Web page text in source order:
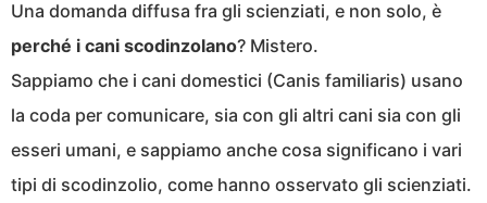
Una domanda diffusa fra gli scienziati, e non solo, è
perché i cani scodinzolano? Mistero.
Sappiamo che i cani domestici (Canis familiaris) usano
la coda per comunicare, sia con gli altri cani sia con gli
esseri umani, e sappiamo anche cosa significano i vari
tipi di scodinzolio, come hanno osservato gli scienziati.